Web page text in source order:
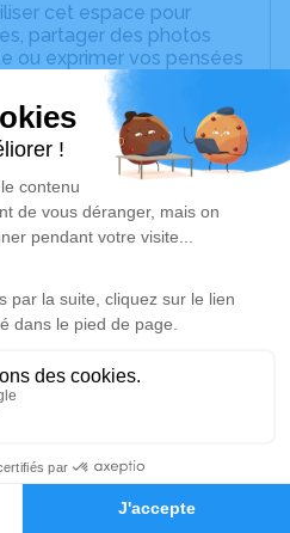
Hommages
cet espace pour
partager des photos
ou exprimer vos pensées
des textes. Cet endroit
à honorer la
d’arbre hommage est
à 15h00
de Verrières-en-
Anjou